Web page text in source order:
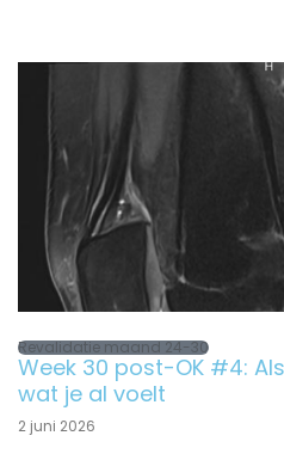
Revalidatie maand 24-30
Week 30 post-OK #4:
wat je al voelt
2 juni 2026